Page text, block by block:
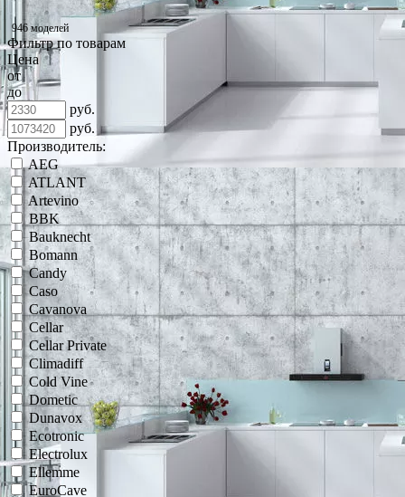
946 моделей
Фильтр по товарам
Цена
от
до
руб.
руб.
Производитель:
AEG
ATLANT
Artevino
BBK
Bauknecht
Bomann
Candy
Caso
Cavanova
Cellar
Cellar Private
Climadiff
Cold Vine
Dometic
Dunavox
Ecotronic
Electrolux
Ellemme
EuroCave